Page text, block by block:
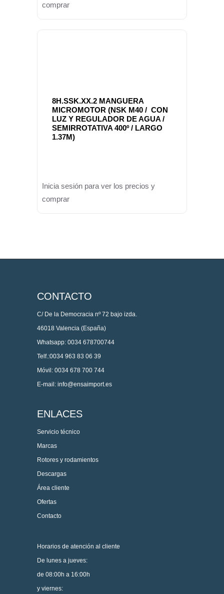
comprar
8H.SSK.XX.2 MANGUERA
MICROMOTOR (NSK M40 / CON
LUZ Y REGULADOR DE AGUA /
SEMIRROTATIVA 400º / LARGO
1.37M)
Inicia sesión para ver los precios y
comprar
CONTACTO
C/ De la Democracia nº 72 bajo izda.
46018 Valencia (España)
Whatsapp: 0034 678700744
Telf.:0034 963 83 06 39
Móvil: 0034 678 700 744
E-mail: info@ensaimport.es
ENLACES
Servicio técnico
Marcas
Rotores y rodamientos
Descargas
Área cliente
Ofertas
Contacto
Horarios de atención al cliente
De lunes a jueves:
de 08:00h a 16:00h
y viernes: